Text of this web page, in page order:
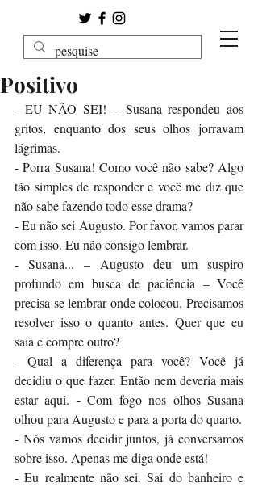
Positivo
- EU NÃO SEI! – Susana respondeu aos
gritos, enquanto dos seus olhos jorravam
lágrimas.
- Porra Susana! Como você não sabe? Algo
tão simples de responder e você me diz que
não sabe fazendo todo esse drama?
- Eu não sei Augusto. Por favor, vamos parar
com isso. Eu não consigo lembrar.
- Susana... – Augusto deu um suspiro
profundo em busca de paciência – Você
precisa se lembrar onde colocou. Precisamos
resolver isso o quanto antes. Quer que eu
saia e compre outro?
- Qual a diferença para você? Você já
decidiu o que fazer. Então nem deveria mais
estar aqui. - Com fogo nos olhos Susana
- Nós vamos decidir juntos, já conversamos
sobre isso. Apenas me diga onde está!
- Eu realmente não sei. Sai do banheiro e